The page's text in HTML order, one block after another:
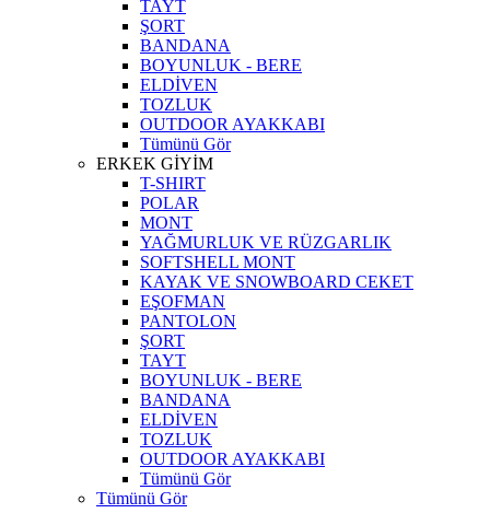
TAYT
ŞORT
BANDANA
BOYUNLUK - BERE
ELDİVEN
TOZLUK
OUTDOOR AYAKKABI
Tümünü Gör
ERKEK GİYİM
T-SHIRT
POLAR
MONT
YAĞMURLUK VE RÜZGARLIK
SOFTSHELL MONT
KAYAK VE SNOWBOARD CEKET
EŞOFMAN
PANTOLON
ŞORT
TAYT
BOYUNLUK - BERE
BANDANA
ELDİVEN
TOZLUK
OUTDOOR AYAKKABI
Tümünü Gör
Tümünü Gör